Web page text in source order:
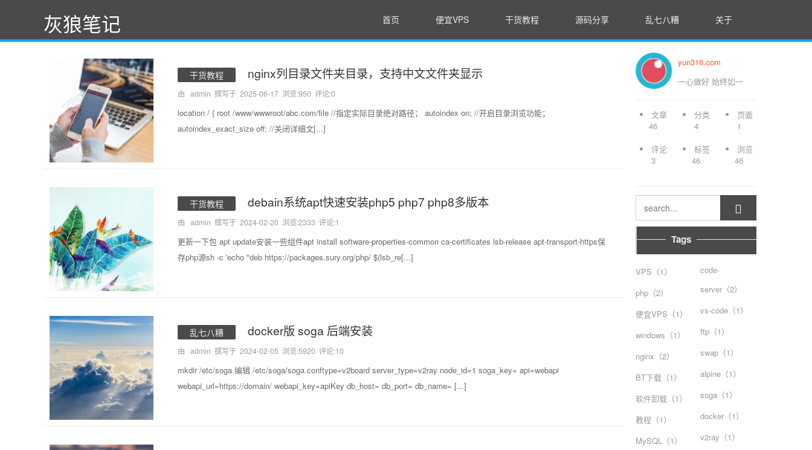
灰狼笔记 首页 便宜VPS 干货教程 源码分享 乱七八糟 关于
干货教程 nginx列目录文件夹目录，支持中文文件夹显示
由 admin 撰写于 2025-06-17 浏览:950 评论:0
location / { root /www/wwwroot/abc.com/file //指定实际目录绝对路径； autoindex on; //开启目录浏览功能；
autoindex_exact_size off; //关闭详细文[...]
干货教程 debain系统apt快速安装php5 php7 php8多版本
由 admin 撰写于 2024-02-20 浏览:2333 评论:1
更新一下包 apt update安装一些组件apt install software-properties-common ca-certificates lsb-release apt-transport-https保
存php源sh -c 'echo "deb https://packages.sury.org/php/ $(lsb_re[...]
乱七八糟 docker版 soga 后端安装
由 admin 撰写于 2024-02-05 浏览:5920 评论:10
mkdir /etc/soga 编辑 /etc/soga/soga.conftype=v2board server_type=v2ray node_id=1 soga_key= api=webapi
webapi_url=https://domain/ webapi_key=apiKey db_host= db_port= db_name= [...]
yun316.com
一心做好 始终如一
文章
46
评论
3
分类
4
标签
46
页面
1
浏览
46

Tags
VPS（1）
php（2）
便宜VPS（1）
windows（1）
nginx（2）
BT下载（1）
软件卸载（1）
教程（1）
MySQL（1）
code-
server（2）
vs-code（1）
ftp（1）
swap（1）
alpine（1）
soga（1）
docker（1）
v2ray（1）